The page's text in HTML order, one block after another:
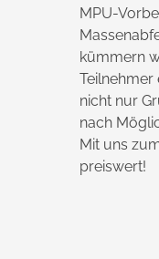
MPU-
kümmern
Teilnehmer
nicht nur
nach
Mit uns
preiswert!